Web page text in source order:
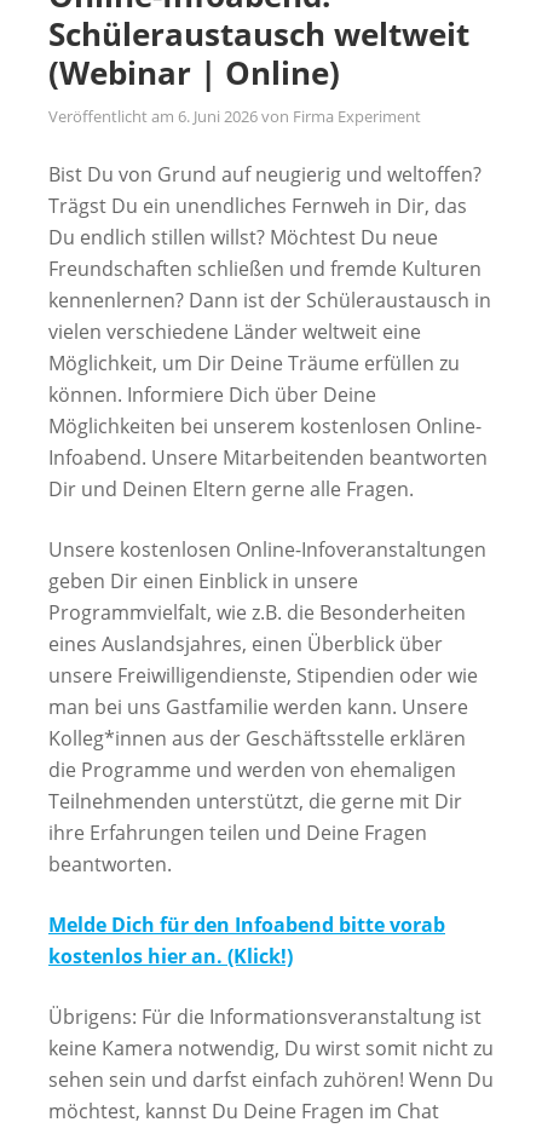
Schüleraustausch weltweit
(Webinar | Online)
Veröffentlicht am 6. Juni 2026von Firma Experiment
Bist Du von Grund auf neugierig und weltoffen?
Trägst Du ein unendliches Fernweh in Dir, das
Du endlich stillen willst? Möchtest Du neue
Freundschaften schließen und fremde Kulturen
kennenlernen? Dann ist der Schüleraustausch in
vielen verschiedene Länder weltweit eine
Möglichkeit, um Dir Deine Träume erfüllen zu
können. Informiere Dich über Deine
Möglichkeiten bei unserem kostenlosen Online-
Infoabend. Unsere Mitarbeitenden beantworten
Dir und Deinen Eltern gerne alle Fragen.
Unsere kostenlosen Online-Infoveranstaltungen
geben Dir einen Einblick in unsere
Programmvielfalt, wie z.B. die Besonderheiten
eines Auslandsjahres, einen Überblick über
unsere Freiwilligendienste, Stipendien oder wie
man bei uns Gastfamilie werden kann. Unsere
Kolleg*innen aus der Geschäftsstelle erklären
die Programme und werden von ehemaligen
Teilnehmenden unterstützt, die gerne mit Dir
ihre Erfahrungen teilen und Deine Fragen
beantworten.
Melde Dich für den Infoabend bitte vorab
kostenlos hier an. (Klick!)
Übrigens: Für die Informationsveranstaltung ist
keine Kamera notwendig, Du wirst somit nicht zu
sehen sein und darfst einfach zuhören! Wenn Du
möchtest, kannst Du Deine Fragen im Chat